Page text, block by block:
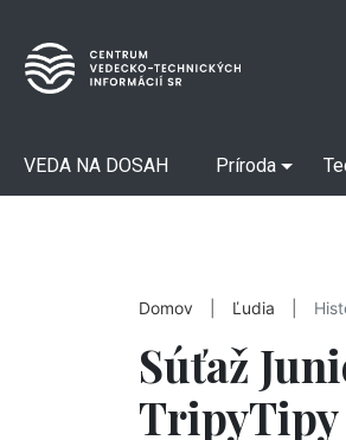
VEDA NA DOSAH Príroda
Domov Ľudia
Súťaž
TripyTipy